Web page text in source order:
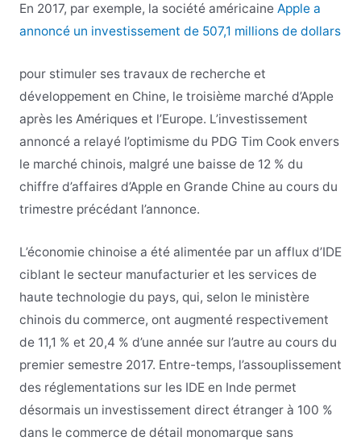
En 2017, par exemple, la société américaine Apple a
annoncé un investissement de 507,1 millions de dollars
pour stimuler ses travaux de recherche et
développement en Chine, le troisième marché d’Apple
après les Amériques et l’Europe. L’investissement
annoncé a relayé l’optimisme du PDG Tim Cook envers
le marché chinois, malgré une baisse de 12 % du
chiffre d’affaires d’Apple en Grande Chine au cours du
trimestre précédant l’annonce.
L’économie chinoise a été alimentée par un afflux d’IDE
ciblant le secteur manufacturier et les services de
haute technologie du pays, qui, selon le ministère
chinois du commerce, ont augmenté respectivement
de 11,1 % et 20,4 % d’une année sur l’autre au cours du
premier semestre 2017. Entre-temps, l’assouplissement
des réglementations sur les IDE en Inde permet
désormais un investissement direct étranger à 100 %
dans le commerce de détail monomarque sans